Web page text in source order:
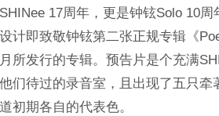
SHINee 17周年，更是钟铉Solo 10
设计即致敬钟铉第二张正规专辑《
月所发行的专辑。预告片是个充满
他们待过的录音室，且出现了五只
道初期各自的代表色。